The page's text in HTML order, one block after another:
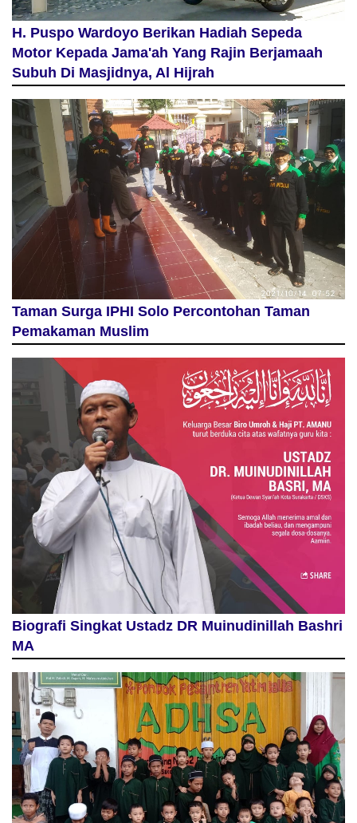
H. Puspo Wardoyo Berikan Hadiah Sepeda
Motor Kepada Jama'ah Yang Rajin Berjamaah
Subuh Di Masjidnya, Al Hijrah
Taman Surga IPHI Solo Percontohan Taman
Pemakaman Muslim
Biografi Singkat Ustadz DR Muinudinillah Bashri
MA